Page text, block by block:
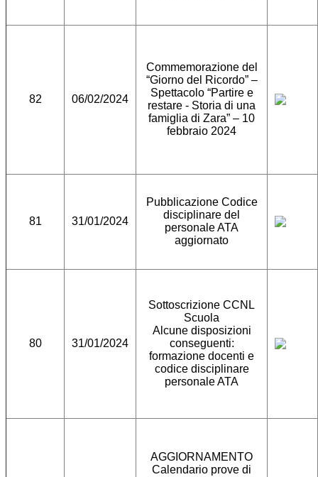
82 06/02/2024
Commemorazione del
“Giorno del Ricordo” –
Spettacolo “Partire e
restare - Storia di una
famiglia di Zara” – 10
febbraio 2024
81 31/01/2024
Pubblicazione Codice
disciplinare del
personale ATA
aggiornato
80 31/01/2024
Sottoscrizione CCNL
Scuola
Alcune disposizioni
conseguenti:
formazione docenti e
codice disciplinare
personale ATA
AGGIORNAMENTO
Calendario prove di